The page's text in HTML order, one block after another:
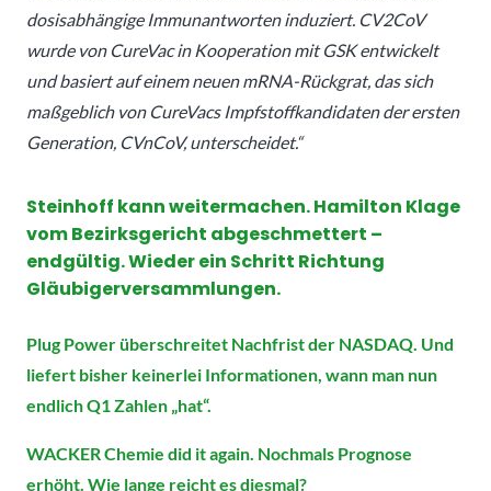
dosisabhängige Immunantworten induziert. CV2CoV
wurde von CureVac in Kooperation mit GSK entwickelt
und basiert auf einem neuen mRNA-Rückgrat, das sich
maßgeblich von CureVacs Impfstoffkandidaten der ersten
Generation, CVnCoV, unterscheidet.“
Steinhoff kann weitermachen. Hamilton Klage
vom Bezirksgericht abgeschmettert –
endgültig. Wieder ein Schritt Richtung
Gläubigerversammlungen.
Plug Power überschreitet Nachfrist der NASDAQ. Und
liefert bisher keinerlei Informationen, wann man nun
endlich Q1 Zahlen „hat“.
WACKER Chemie did it again. Nochmals Prognose
erhöht. Wie lange reicht es diesmal?